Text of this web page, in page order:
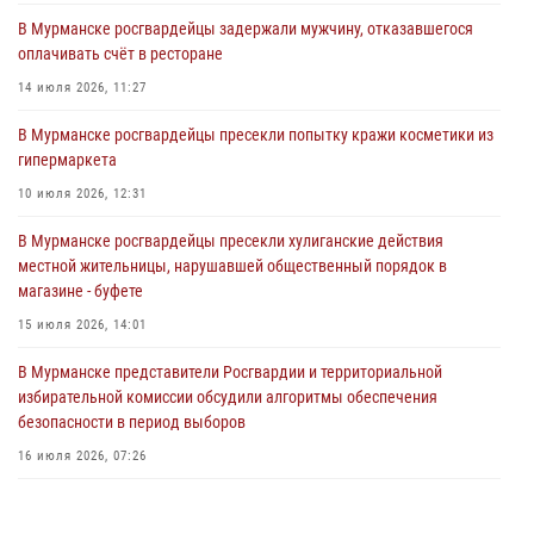
Сотрудники Росгвардии провели инструктаж по
антитеррористической защищенности для членов избирательных
31 июля 2026, 08:48 3
Сотрудники Росгвардии задержали мужчину, не оплатившего счет в
30 июля 2026, 14:09
В Управлении Росгвардии по Мурманской области прошло пожарно-
тактическое занятие совместно с МЧС России
В Мурманске росгвардейцы задержали мужчину, отказавшегося
оплачивать счёт в ресторане
14 июля 2026, 11:27
В Мурманске росгвардейцы пресекли попытку кражи косметики из
гипермаркета
10 июля 2026, 12:31
В Мурманске росгвардейцы пресекли хулиганские действия
местной жительницы, нарушавшей общественный порядок в
магазине - буфете
15 июля 2026, 14:01
В Мурманске представители Росгвардии и территориальной
избирательной комиссии обсудили алгоритмы обеспечения
безопасности в период выборов
16 июля 2026, 07:26